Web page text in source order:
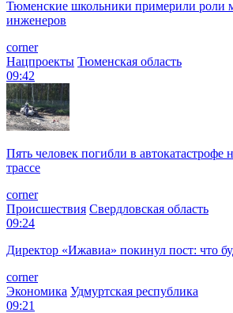
Тюменские школьники примерили роли
инженеров
corner
Нацпроекты Тюменская область
09:42
Пять человек погибли в автокатастрофе
трассе
corner
Происшествия Свердловская область
09:24
Директор «Ижавиа» покинул пост: что
corner
Экономика Удмуртская республика
09:21